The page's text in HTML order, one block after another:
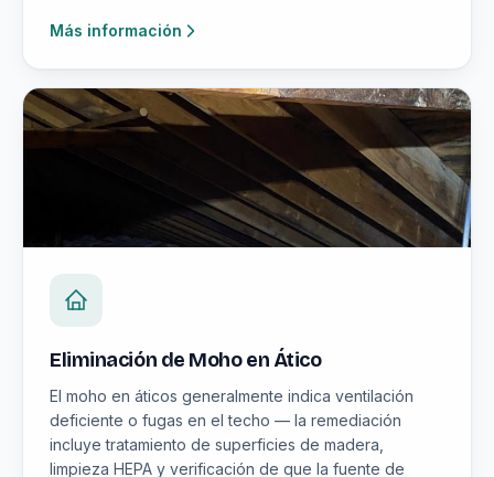
Más información
Eliminación de Moho en Ático
El moho en áticos generalmente indica ventilación
deficiente o fugas en el techo — la remediación
incluye tratamiento de superficies de madera,
limpieza HEPA y verificación de que la fuente de